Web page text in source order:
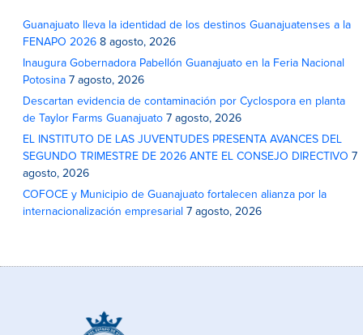
Guanajuato lleva la identidad de los destinos Guanajuatenses a la
FENAPO 2026 8 agosto, 2026
Inaugura Gobernadora Pabellón Guanajuato en la Feria Nacional
Potosina 7 agosto, 2026
Descartan evidencia de contaminación por Cyclospora en planta
de Taylor Farms Guanajuato 7 agosto, 2026
EL INSTITUTO DE LAS JUVENTUDES PRESENTA AVANCES DEL
SEGUNDO TRIMESTRE DE 2026 ANTE EL CONSEJO DIRECTIVO 7
agosto, 2026
COFOCE y Municipio de Guanajuato fortalecen alianza por la
internacionalización empresarial 7 agosto, 2026